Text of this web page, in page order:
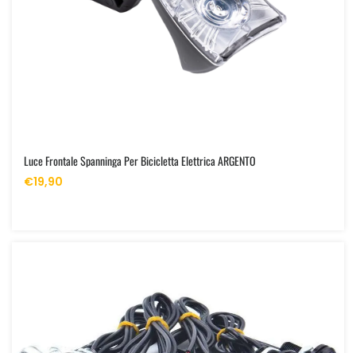
Luce Frontale Spanninga Per Bicicletta Elettrica ARGENTO
€19,90